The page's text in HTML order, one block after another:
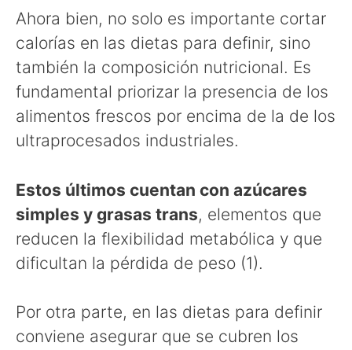
Ahora bien, no solo es importante cortar
calorías en las dietas para definir, sino
también la composición nutricional. Es
fundamental priorizar la presencia de los
alimentos frescos por encima de la de los
ultraprocesados industriales.
Estos últimos cuentan con azúcares
simples y grasas trans, elementos que
reducen la flexibilidad metabólica y que
dificultan la pérdida de peso (1).
Por otra parte, en las dietas para definir
conviene asegurar que se cubren los